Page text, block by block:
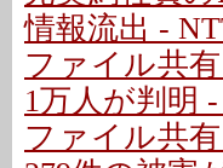
情報流出 -
ファイル共
1万人が判明
ファイル共